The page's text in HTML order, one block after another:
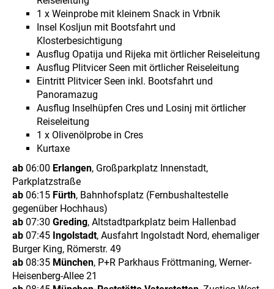
1 x Weinprobe mit kleinem Snack in Vrbnik
Insel Kosljun mit Bootsfahrt und
Klosterbesichtigung
Ausflug Opatija und Rijeka mit örtlicher Reiseleitung
Ausflug Plitvicer Seen mit örtlicher Reiseleitung
Eintritt Plitvicer Seen inkl. Bootsfahrt und
Panoramazug
Ausflug Inselhüpfen Cres und Losinj mit örtlicher
Reiseleitung
1 x Olivenölprobe in Cres
Kurtaxe
ab 06:00 Erlangen, Großparkplatz Innenstadt,
Parkplatzstraße
ab 06:15 Fürth, Bahnhofsplatz (Fernbushaltestelle
gegenüber Hochhaus)
ab 07:30 Greding, Altstadtparkplatz beim Hallenbad
ab 07:45 Ingolstadt, Ausfahrt Ingolstadt Nord, ehemaliger
Burger King, Römerstr. 49
ab 08:35 München, P+R Parkhaus Fröttmaning, Werner-
Heisenberg-Allee 21